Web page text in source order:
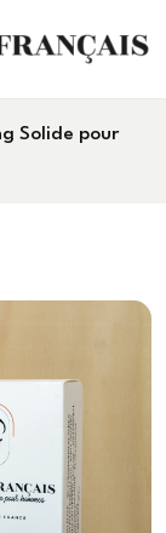
Solide pour